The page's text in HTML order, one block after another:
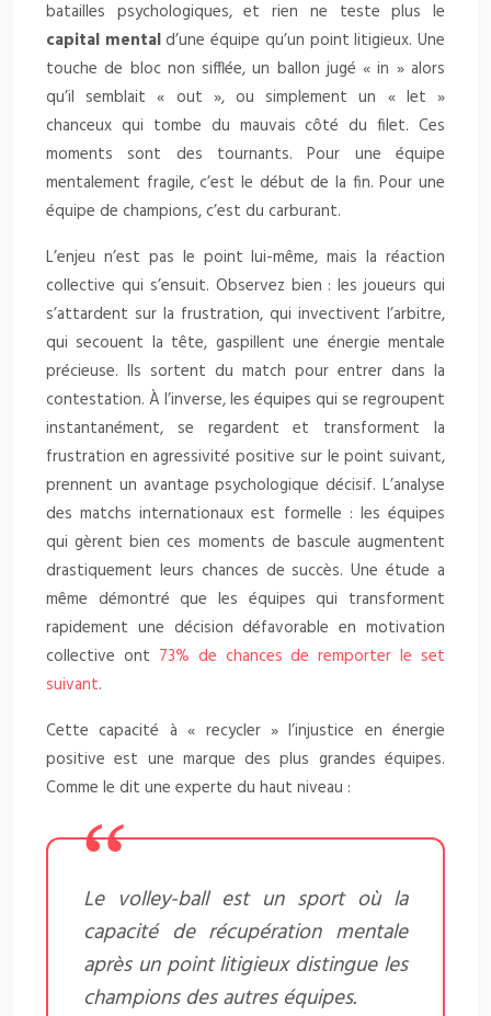
batailles psychologiques, et rien ne teste plus le
capital mentald’une équipe qu’un point litigieux. Une
touche de bloc non sifflée, un ballon jugé « in » alors
qu’il semblait « out », ou simplement un « let »
chanceux qui tombe du mauvais côté du filet. Ces
moments sont des tournants. Pour une équipe
mentalement fragile, c’est le début de la fin. Pour une
équipe de champions, c’est du carburant.
L’enjeu n’est pas le point lui-même, mais la réaction
collective qui s’ensuit. Observez bien : les joueurs qui
s’attardent sur la frustration, qui invectivent l’arbitre,
qui secouent la tête, gaspillent une énergie mentale
précieuse. Ils sortent du match pour entrer dans la
contestation. À l’inverse, les équipes qui se regroupent
instantanément, se regardent et transforment la
frustration en agressivité positive sur le point suivant,
prennent un avantage psychologique décisif. L’analyse
des matchs internationaux est formelle : les équipes
qui gèrent bien ces moments de bascule augmentent
drastiquement leurs chances de succès. Une étude a
même démontré que les équipes qui transforment
rapidement une décision défavorable en motivation
collective ont 73% de chances de remporter le set
suivant.
Cette capacité à « recycler » l’injustice en énergie
positive est une marque des plus grandes équipes.
Comme le dit une experte du haut niveau :
Le volley-ball est un sport où la
capacité de récupération mentale
après un point litigieux distingue les
champions des autres équipes.